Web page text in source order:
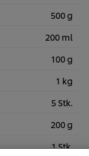
500 g
200 ml
100 g
1 kg
5 Stk.
200 g
1 Stk.